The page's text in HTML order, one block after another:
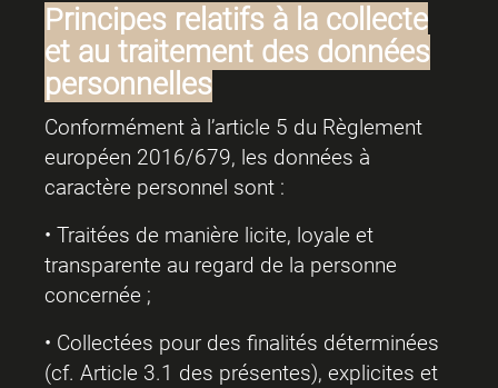
Principes relatifs à la collecte
et au traitement des données
personnelles
Conformément à l’article 5 du Règlement
européen 2016/679, les données à
caractère personnel sont :
• Traitées de manière licite, loyale et
transparente au regard de la personne
concernée ;
• Collectées pour des finalités déterminées
(cf. Article 3.1 des présentes), explicites et